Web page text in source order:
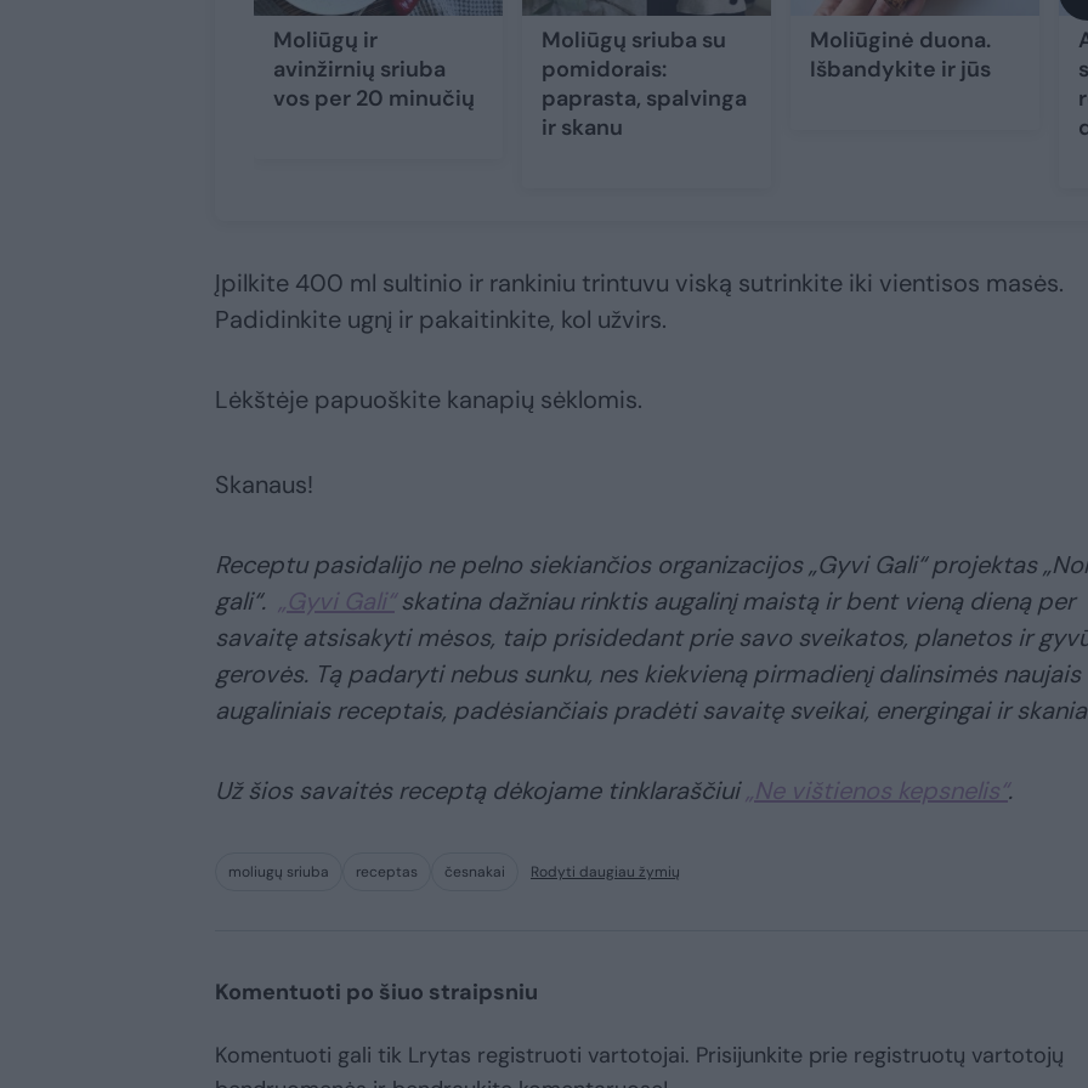
Moliūgų ir
avinžirnių sriuba
vos per 20 minučių
Moliūgų sriuba su
pomidorais:
paprasta, spalvinga
ir skanu
Moliūginė duona.
Išbandykite ir jūs
Įpilkite 400 ml sultinio ir rankiniu trintuvu viską sutrinkite iki vientisos masės.
Padidinkite ugnį ir pakaitinkite, kol užvirs.
Lėkštėje papuoškite kanapių sėklomis.
Skanaus!
Receptu pasidalijo ne pelno siekiančios organizacijos „Gyvi Gali“ projektas
gali“. „Gyvi Gali“skatina dažniau rinktis augalinį maistą ir bent vieną dieną per
savaitę atsisakyti mėsos, taip prisidedant prie savo sveikatos, planetos ir
gerovės. Tą padaryti nebus sunku, nes kiekvieną pirmadienį dalinsimės naujais
augaliniais receptais, padėsiančiais pradėti savaitę sveikai, energingai ir
Už šios savaitės receptą dėkojame tinklaraščiui„Ne vištienos kepsnelis“.
moliugų sriuba receptas česnakai Rodyti daugiau žymių
Komentuoti po šiuo straipsniu
Komentuoti gali tik Lrytas registruoti vartotojai. Prisijunkite prie registruotų vartotojų